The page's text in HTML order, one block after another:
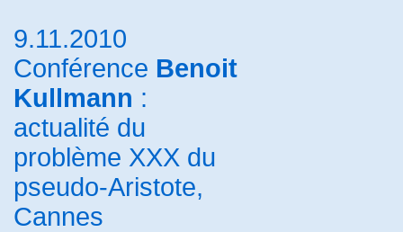
9.11.2010
Conférence Benoit
Kullmann :
actualité du
problème XXX du
pseudo-Aristote,
Cannes